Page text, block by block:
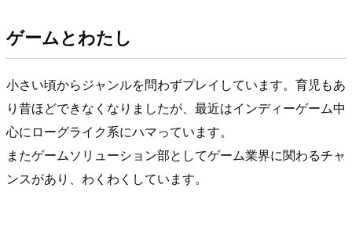
ゲームとわたし
小さい頃からジャンルを問わずプレイしています。育児もあ
り昔ほどできなくなりましたが、最近はインディーゲーム中
心にローグライク系にハマっています。
またゲームソリューション部としてゲーム業界に関わるチャ
ンスがあり、わくわくしています。